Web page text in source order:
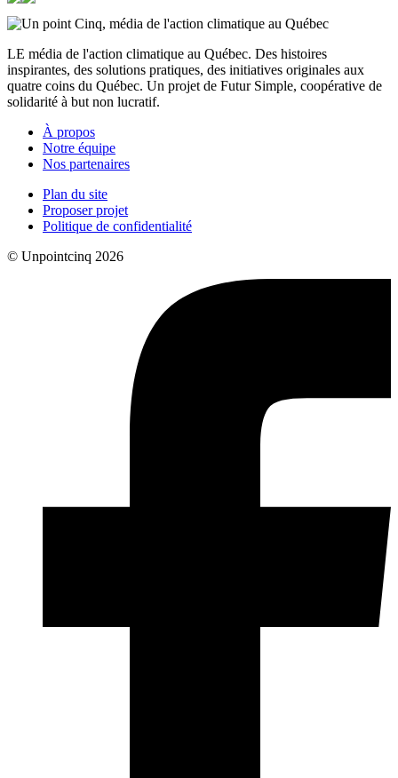
LE média de l'action climatique au Québec. Des histoires
inspirantes, des solutions pratiques, des initiatives originales aux
quatre coins du Québec. Un projet de Futur Simple, coopérative de
solidarité à but non lucratif.
À propos
Notre équipe
Nos partenaires
Plan du site
Proposer projet
Politique de confidentialité
© Unpointcinq 2026